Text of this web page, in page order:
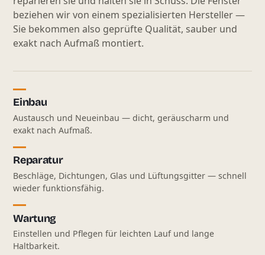
beziehen wir von einem spezialisierten Hersteller —
Sie bekommen also geprüfte Qualität, sauber und
exakt nach Aufmaß montiert.
Einbau
Austausch und Neueinbau — dicht, geräuscharm und
exakt nach Aufmaß.
Reparatur
Beschläge, Dichtungen, Glas und Lüftungsgitter — schnell
wieder funktionsfähig.
Wartung
Einstellen und Pflegen für leichten Lauf und lange
Haltbarkeit.